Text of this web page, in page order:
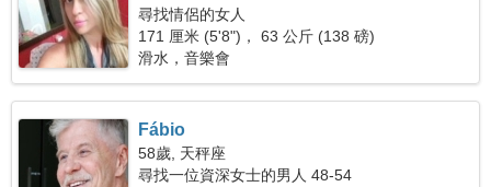
尋找情侶的女人
171 厘米 (5'8")， 63 公斤 (138 磅)
滑水，音樂會
Fábio
58歲, 天秤座
尋找一位資深女士的男人 48-54